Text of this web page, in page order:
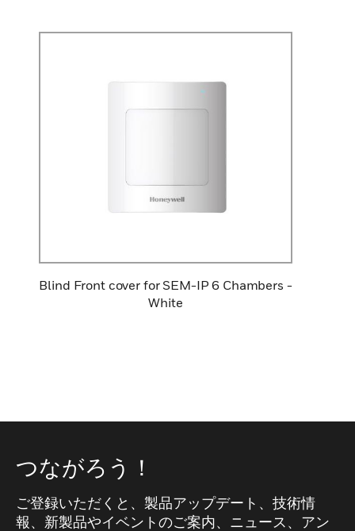
Blind Front cover for SEM-IP 6 Chambers -
White
つながろう！
ご登録いただくと、製品アップデート、技術情
報、新製品やイベントのご案内、ニュース、アン